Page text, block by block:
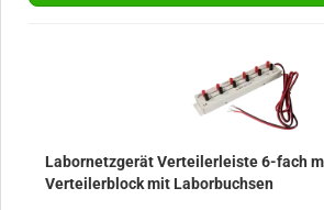
Labornetzgerät Verteilerleiste 6-fach
Verteilerblock mit Laborbuchsen